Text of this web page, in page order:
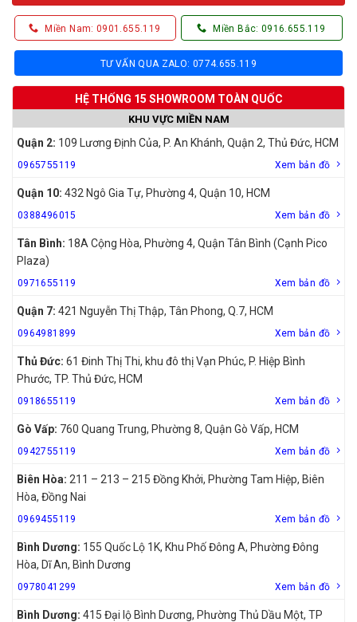
Miền Nam: 0901.655.119 Miền Bắc: 0916.655.119
TƯ VẤN QUA ZALO: 0774.655.119
HỆ THỐNG 15 SHOWROOM TOÀN QUỐC
KHU VỰC MIỀN NAM
Quận 2: 109 Lương Định Của, P. An Khánh, Quận 2, Thủ Đức, HCM
0965755119 Xem bản đồ
Quận 10: 432 Ngô Gia Tự, Phường 4, Quận 10, HCM
0388496015 Xem bản đồ
Tân Bình: 18A Cộng Hòa, Phường 4, Quận Tân Bình (Cạnh Pico
Plaza)
0971655119 Xem bản đồ
Quận 7: 421 Nguyễn Thị Thập, Tân Phong, Q.7, HCM
0964981899 Xem bản đồ
Thủ Đức: 61 Đinh Thị Thi, khu đô thị Vạn Phúc, P. Hiệp Bình
Phước, TP. Thủ Đức, HCM
0918655119 Xem bản đồ
Gò Vấp: 760 Quang Trung, Phường 8, Quận Gò Vấp, HCM
0942755119 Xem bản đồ
Biên Hòa: 211 – 213 – 215 Đồng Khởi, Phường Tam Hiệp, Biên
Hòa, Đồng Nai
0969455119 Xem bản đồ
Bình Dương: 155 Quốc Lộ 1K, Khu Phố Đông A, Phường Đông
Hòa, Dĩ An, Bình Dương
0978041299 Xem bản đồ
Bình Dương: 415 Đại lộ Bình Dương, Phường Thủ Dầu Một, TP